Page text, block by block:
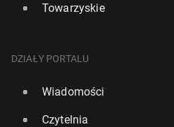
Towarzyskie
DZIAŁY PORTALU
Wiadomości
Czytelnia